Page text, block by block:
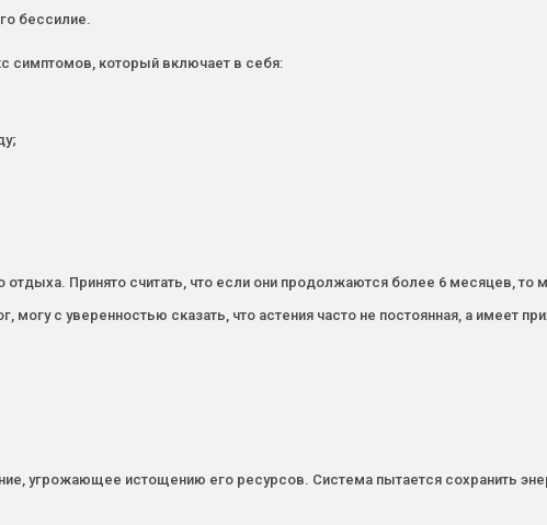
бессилие.
симптомов, который включает в себя:
Принято считать, что если они продолжаются более 6 месяцев, то
могу с уверенностью сказать, что астения часто не постоянная, а имеет
угрожающее истощению его ресурсов. Система пытается сохранить